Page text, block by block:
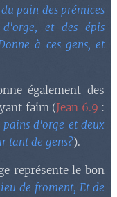
pain des prémices
et des épis
à ces gens, et
également des
faim (Jean 6.9 :
d'orge et deux
tant de gens?).
représente le bon
de froment, Et de